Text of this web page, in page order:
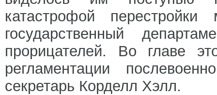
катастрофой
государственный
прорицателей. Во главе
регламентации
секретарь Корделл Хэлл.